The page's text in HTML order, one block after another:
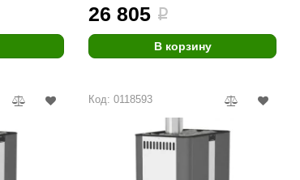
26 805 i
В корзину
Код: 0118593